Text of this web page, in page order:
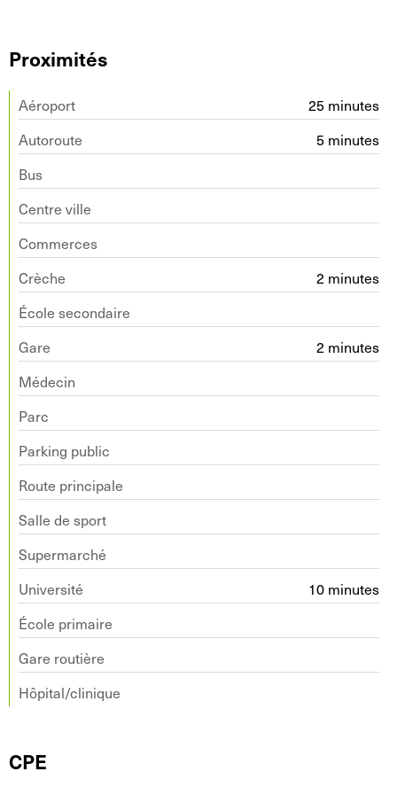
Proximités
Aéroport
25 minutes
Autoroute
5 minutes
Bus
Centre ville
Commerces
Crèche
2 minutes
École secondaire
Gare
2 minutes
Médecin
Parc
Parking public
Route principale
Salle de sport
Supermarché
Université
10 minutes
École primaire
Gare routière
Hôpital/clinique
CPE